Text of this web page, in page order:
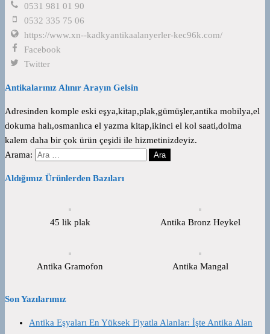
0531 981 01 90
0532 335 75 06
https://www.xn--kadkyantikaalanyerler-kec96k.com/
Facebook
Twitter
Antikalarınız Alınır Arayın Gelsin
Adresinden komple eski eşya,kitap,plak,gümüşler,antika mobilya,el
dokuma halı,osmanlıca el yazma kitap,ikinci el kol saati,dolma
kalem daha bir çok ürün çeşidi ile hizmetinizdeyiz.
Arama:
Aldığımız Ürünlerden Bazıları
45 lik plak Antika Bronz Heykel
Antika Gramofon Antika Mangal
Son Yazılarımız
Antika Eşyaları En Yüksek Fiyatla Alanlar: İşte Antika Alan